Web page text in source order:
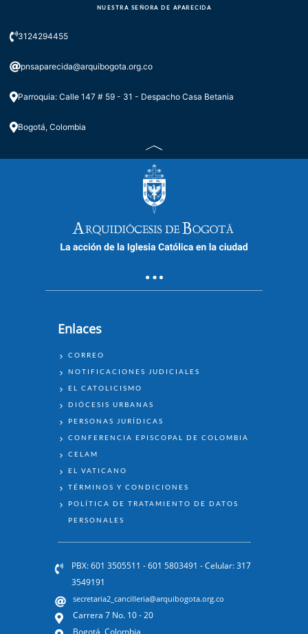
NUESTRA SEÑORA DE APARECIDA
3124294455
pnsaparecida@arquibogota.org.co
Parroquia: Calle 147 # 59 - 31 - Despacho Casa Betania
Bogotá, Colombia
Enlaces
ENLACES
CORREO
NOTIFICACIONES JUDICIALES
EL CATOLICISMO
DIÓCESIS URBANAS
PERSONAS JURÍDICAS
CONFERENCIA EPISCOPAL DE COLOMBIA
CELAM
EL VATICANO
TÉRMINOS Y CONDICIONES
POLÍTICA DE TRATAMIENTO DE DATOS
PERSONALES
PBX: 601 3505511 - 601 5803491 - Celular: 317
3549191
secretaria2_cancilleria@arquibogota.org.co
Carrera 7 No. 10 - 20
Bogotá, Colombia